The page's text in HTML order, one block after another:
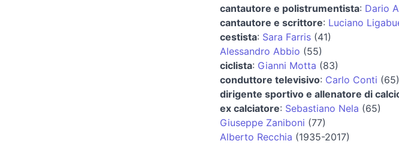
cantautore e polistrumentista: Dario
cantautore e scrittore: Luciano
cestista: Sara Farris (41)
Alessandro Abbio (55)
ciclista: Gianni Motta (83)
conduttore televisivo: Carlo Conti (65)
dirigente sportivo e allenatore di
ex calciatore: Sebastiano Nela (65)
Giuseppe Zaniboni (77)
Alberto Recchia (1935-2017)